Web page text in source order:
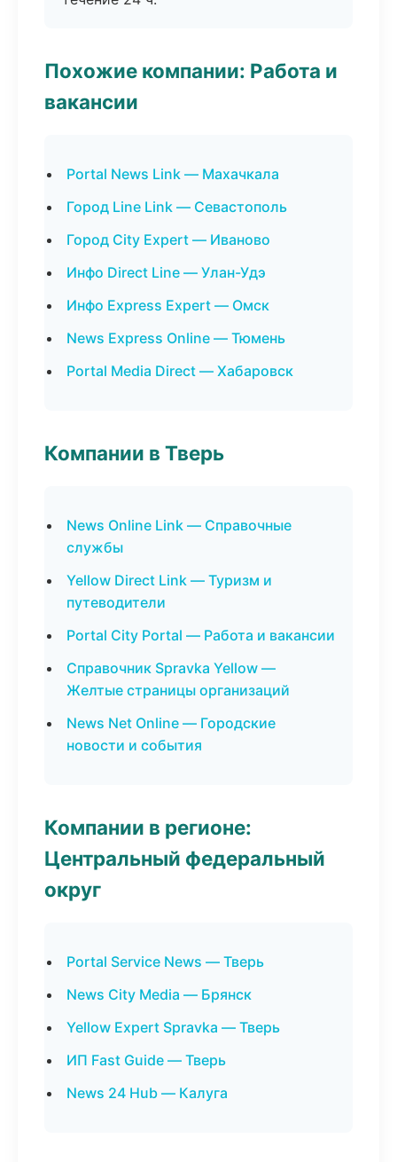
Похожие компании: Работа и
вакансии
Portal News Link — Махачкала
Город Line Link — Севастополь
Город City Expert — Иваново
Инфо Direct Line — Улан-Удэ
Инфо Express Expert — Омск
News Express Online — Тюмень
Portal Media Direct — Хабаровск
Компании в Тверь
News Online Link — Справочные
службы
Yellow Direct Link — Туризм и
путеводители
Portal City Portal — Работа и вакансии
Справочник Spravka Yellow —
Желтые страницы организаций
News Net Online — Городские
новости и события
Компании в регионе:
Центральный федеральный
округ
Portal Service News — Тверь
News City Media — Брянск
Yellow Expert Spravka — Тверь
ИП Fast Guide — Тверь
News 24 Hub — Калуга